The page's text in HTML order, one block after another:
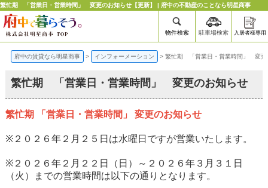
繁忙期 「営業日・営業時間」 変更のお知らせ【更新】 | 府中の不動産のことなら明星商事
物件検索 駐車場検索 入居者様専用
府中の賃貸なら明星商事 > インフォーメーション > 繁忙期 「営業日・営業時間」 変更
繁忙期 「営業日・営業時間」 変更のお知らせ
繁忙期 「営業日・営業時間」 変更のお知らせ
※２０２６年２月２５日は水曜日ですが営業いたします。
※２０２６年２月２２日（日）～２０２６年３月３１日
（火）までの営業時間は以下の通りとなります。